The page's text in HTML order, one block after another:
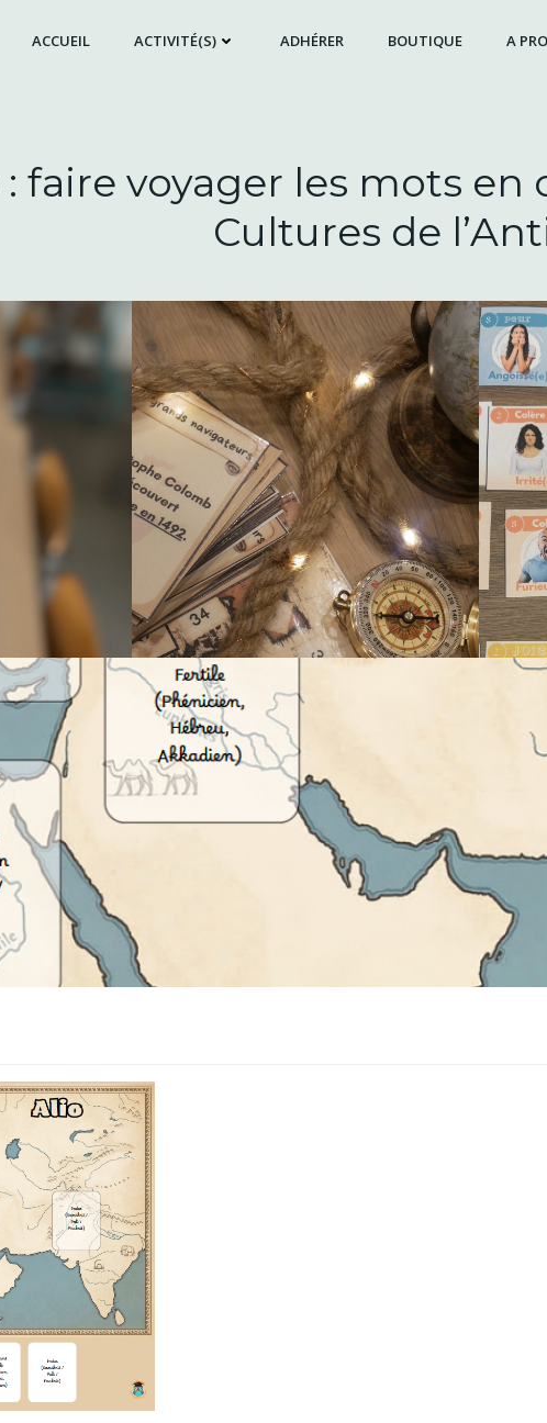
ACCUEIL ACTIVITÉ(S) ADHÉRER BOUTIQUE A
faire voyager les mots en
Cultures de